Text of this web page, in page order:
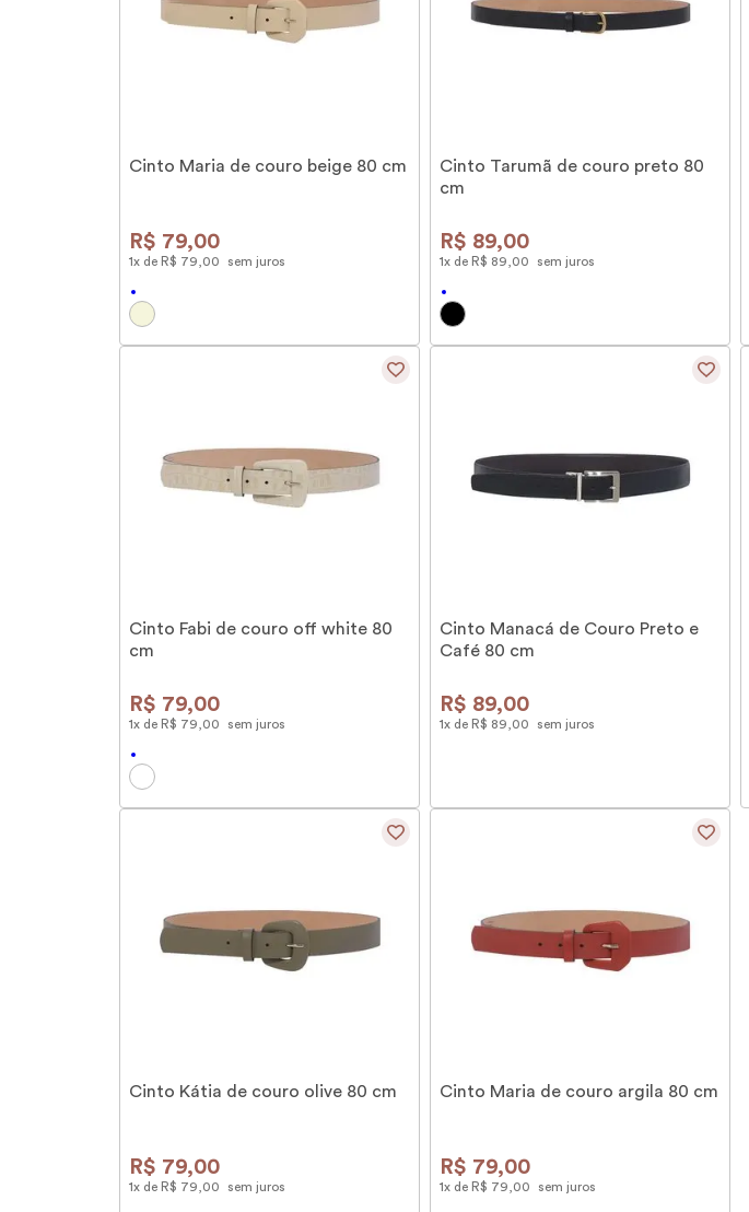
Cinto Maria de couro beige 80 cm
R$ 79,00
1x de R$ 79 00 sem juros
Cinto Tarumã de couro preto 80
cm
R$ 89,00
1x de R$ 89 00 sem juros
Cinto Fabi de couro off white 80
cm
R$ 79,00
1x de R$ 79 00 sem juros
Cinto Manacá de Couro Preto e
Café 80 cm
R$ 89,00
1x de R$ 89 00 sem juros
Cinto Kátia de couro olive 80 cm
R$ 79,00
1x de R$ 79 00 sem juros
Cinto Maria de couro argila 80 cm
R$ 79,00
1x de R$ 79 00 sem juros